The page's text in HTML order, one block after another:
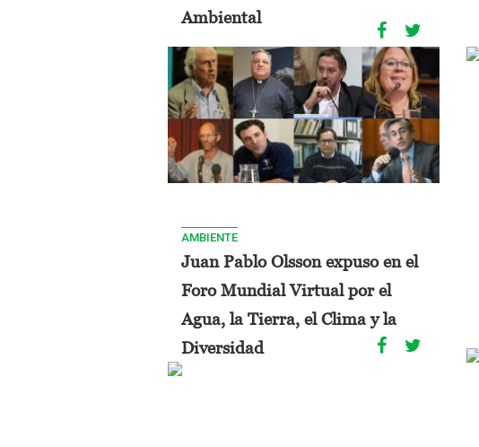
Ambiental
AMBIENTE
Juan Pablo Olsson expuso en el
Foro Mundial Virtual por el
Agua, la Tierra, el Clima y la
Diversidad